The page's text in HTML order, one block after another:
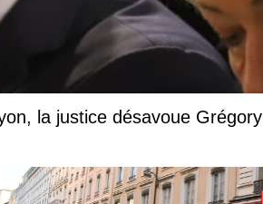
la justice désavoue Grégory